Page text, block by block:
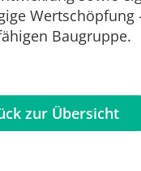
Baugruppe.
zur Übersicht